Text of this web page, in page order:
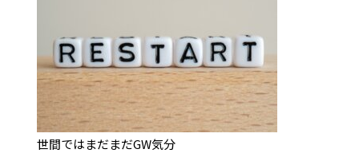
世間ではまだまだGW気分